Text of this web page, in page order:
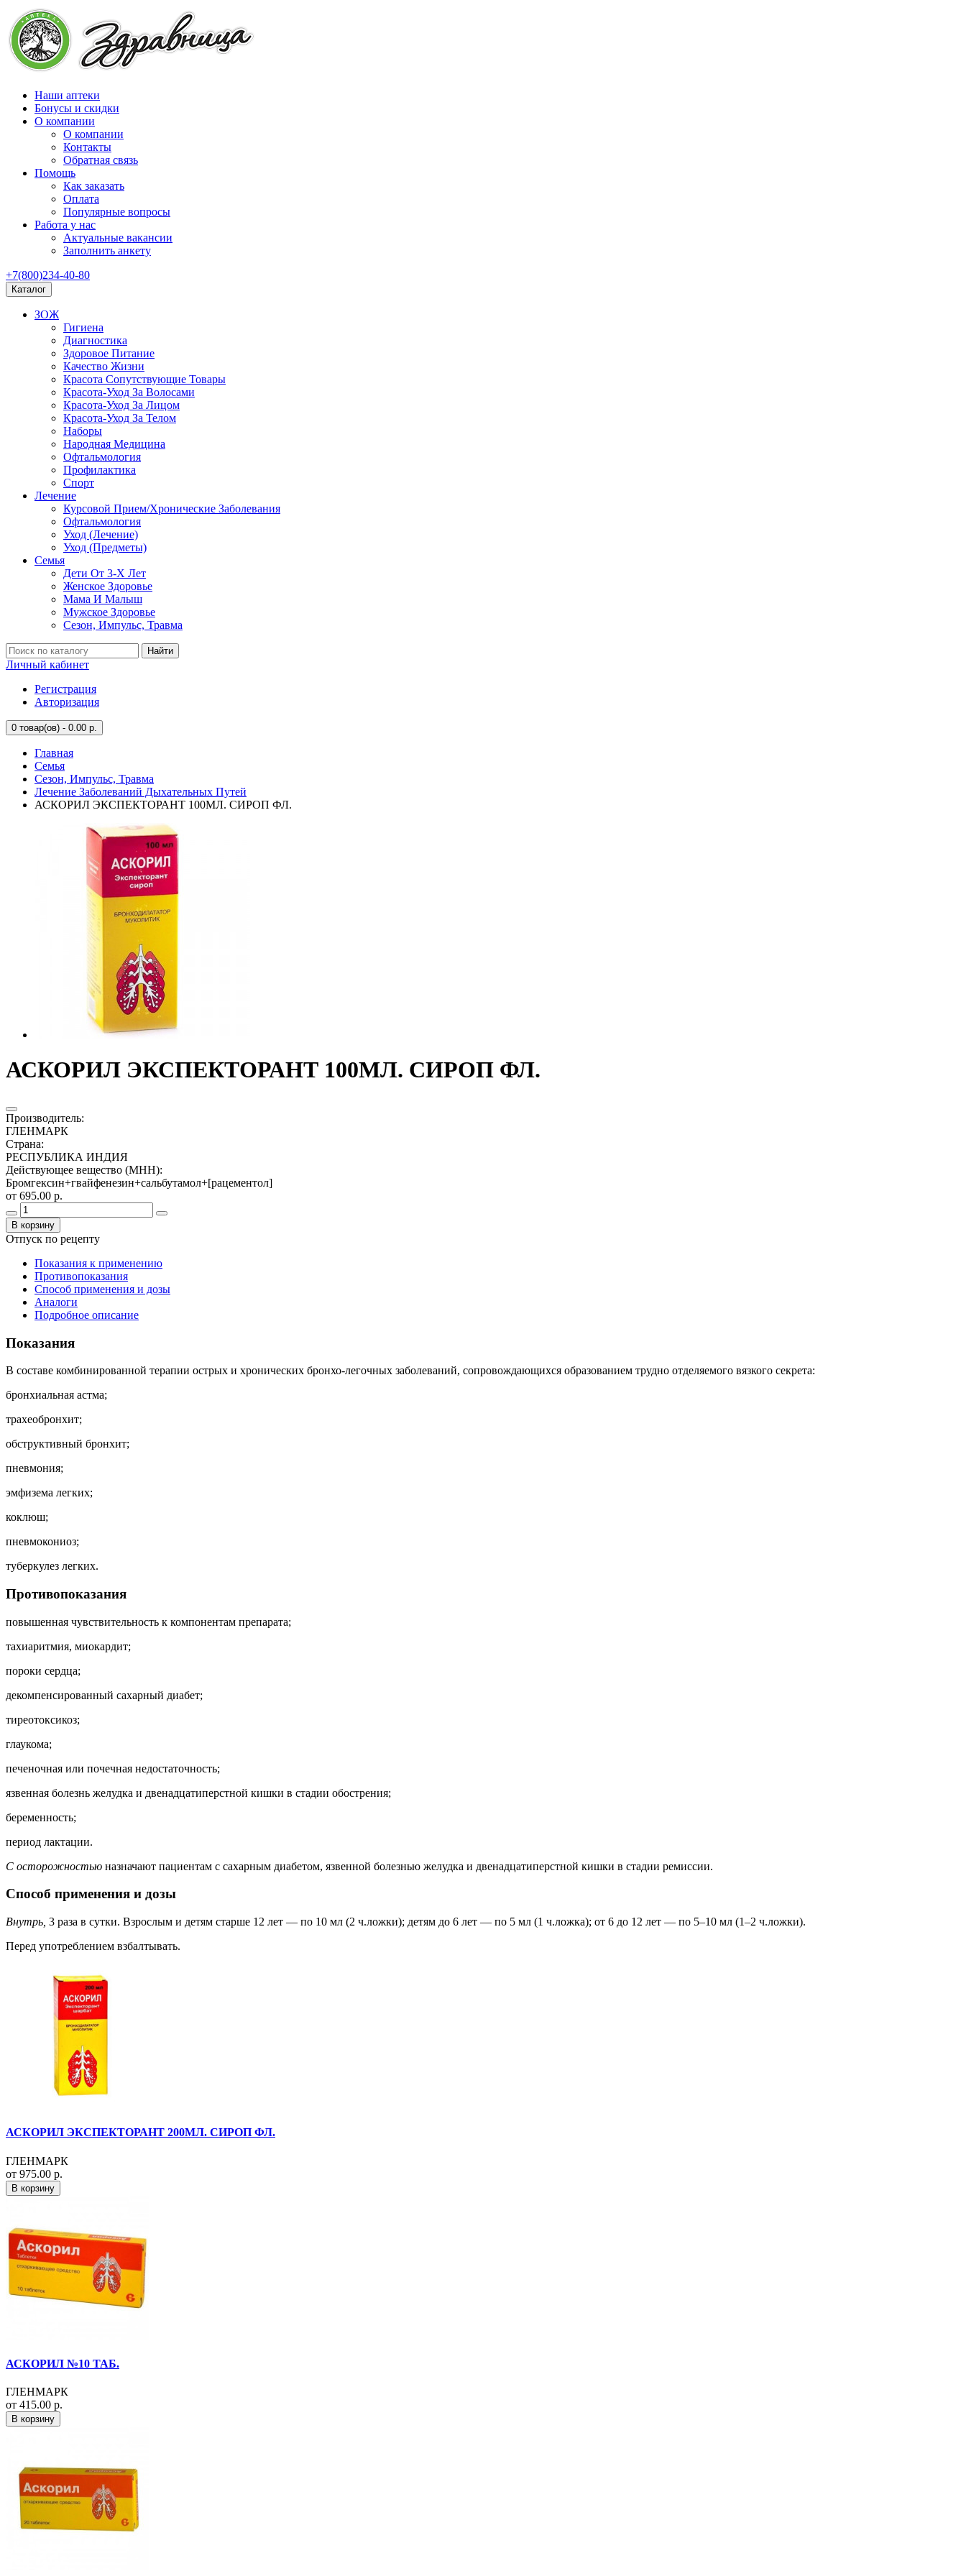
Наши аптеки
Бонусы и скидки
О компании
О компании
Контакты
Обратная связь
Помощь
Как заказать
Оплата
Популярные вопросы
Работа у нас
Актуальные вакансии
Заполнить анкету
+7(800)234-40-80
Каталог
ЗОЖ
Гигиена
Диагностика
Здоровое Питание
Качество Жизни
Красота Сопутствующие Товары
Красота-Уход За Волосами
Красота-Уход За Лицом
Красота-Уход За Телом
Наборы
Народная Медицина
Офтальмология
Профилактика
Спорт
Лечение
Курсовой Прием/Хронические Заболевания
Офтальмология
Уход (Лечение)
Уход (Предметы)
Семья
Дети От 3-Х Лет
Женское Здоровье
Мама И Малыш
Мужское Здоровье
Сезон, Импульс, Травма
Найти
Личный кабинет
Регистрация
Авторизация
0 товар(ов) - 0.00 р.
Главная
Семья
Сезон, Импульс, Травма
Лечение Заболеваний Дыхательных Путей
АСКОРИЛ ЭКСПЕКТОРАНТ 100МЛ. СИРОП ФЛ.
АСКОРИЛ ЭКСПЕКТОРАНТ 100МЛ. СИРОП ФЛ.
Производитель:
ГЛЕНМАРК
Страна:
РЕСПУБЛИКА ИНДИЯ
Действующее вещество (МНН):
Бромгексин+гвайфенезин+сальбутамол+[рацементол]
от 695.00 р.
В корзину
Отпуск по рецепту
Показания к применению
Противопоказания
Способ применения и дозы
Аналоги
Подробное описание
Показания
В составе комбинированной терапии острых и хронических бронхо-легочных заболеваний, сопровождающихся образованием трудно отделяемого вязкого секрета:
бронхиальная астма;
трахеобронхит;
обструктивный бронхит;
пневмония;
эмфизема легких;
коклюш;
пневмокониоз;
туберкулез легких.
Противопоказания
повышенная чувствительность к компонентам препарата;
тахиаритмия, миокардит;
пороки сердца;
декомпенсированный сахарный диабет;
тиреотоксикоз;
глаукома;
печеночная или почечная недостаточность;
язвенная болезнь желудка и двенадцатиперстной кишки в стадии обострения;
беременность;
период лактации.
С осторожностью назначают пациентам с сахарным диабетом, язвенной болезнью желудка и двенадцатиперстной кишки в стадии ремиссии.
Способ применения и дозы
Внутрь, 3 раза в сутки. Взрослым и детям старше 12 лет — по 10 мл (2 ч.ложки); детям до 6 лет — по 5 мл (1 ч.ложка); от 6 до 12 лет — по 5–10 мл (1–2 ч.ложки).
Перед употреблением взбалтывать.
АСКОРИЛ ЭКСПЕКТОРАНТ 200МЛ. СИРОП ФЛ.
ГЛЕНМАРК
от 975.00 р.
В корзину
АСКОРИЛ №10 ТАБ.
ГЛЕНМАРК
от 415.00 р.
В корзину